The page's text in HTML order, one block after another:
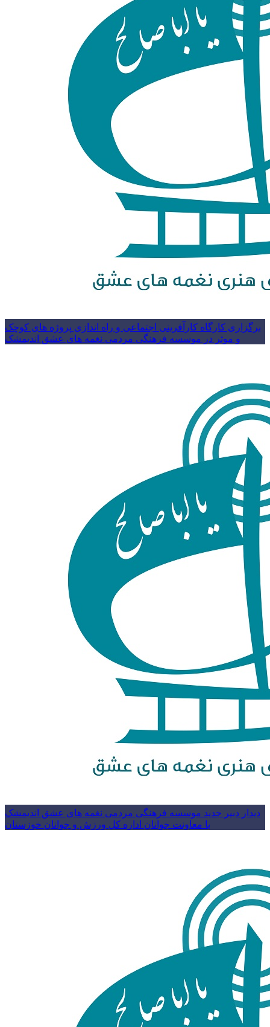
برگزاری کارگاه کارآفرینی اجتماعی و راه اندازی پروژه های کوچک
و موثر در موسسه فرهنگی مردمی نغمه های عشق اندیمشک
دیدار دبیر جدید موسسه فرهنگی مردمی نغمه های عشق اندیمشک
با معاونت جوانان اداره کل ورزش و جوانان خوزستان